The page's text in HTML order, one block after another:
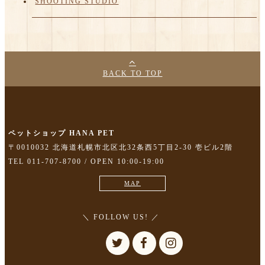
BACK TO TOP
ペットショップ HANA PET
〒0010032 北海道札幌市北区北32条西5丁目2-30 壱ビル2階
TEL 011-707-8700 / OPEN 10:00-19:00
MAP
＼ FOLLOW US! ／